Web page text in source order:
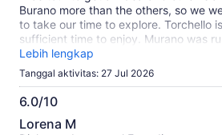
Burano more than the others, so we
to take our time to explore. Torchello
sufficient time to enjoy. Murano was
demonstration was great.
Lebih lengkap
Tanggal aktivitas: 27 Jul 2026
6.0/10
6.0
Lorena M